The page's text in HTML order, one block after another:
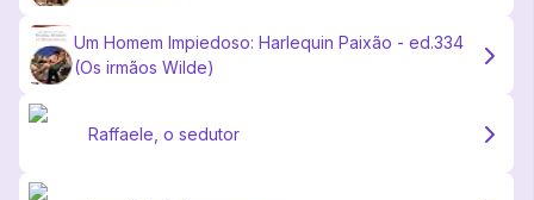
Um Homem Impiedoso: Harlequin Paixão - ed.334
(Os irmãos Wilde)
Raffaele, o sedutor